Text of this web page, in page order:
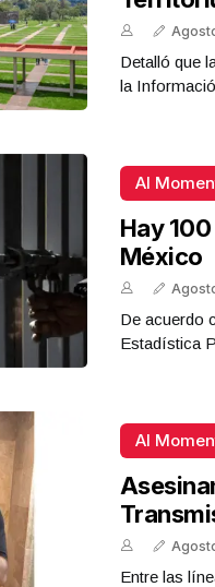
Detalló que
la
Al
Hay
México
De acuerdo
Estadística
Al
Entre las